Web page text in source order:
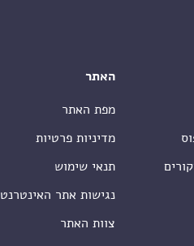
האתר
מפת האתר
מדיניות פרטיות
תנאי שימוש
נגישות אתר האינטרנט
צוות האתר